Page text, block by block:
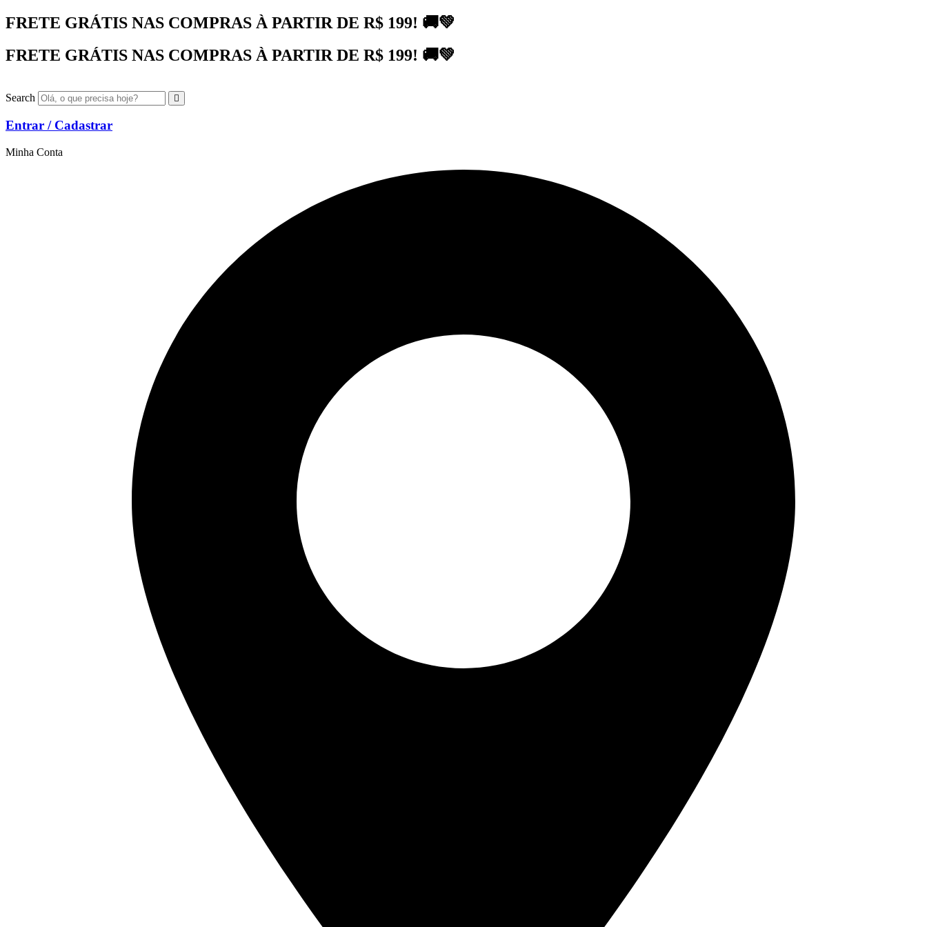
Ir
para
conteúdo
FRETE GRÁTIS NAS COMPRAS À PARTIR DE R$ 199! 🚚💚
FRETE GRÁTIS NAS COMPRAS À PARTIR DE R$ 199! 🚚💚
Search
Entrar / Cadastrar
Minha Conta